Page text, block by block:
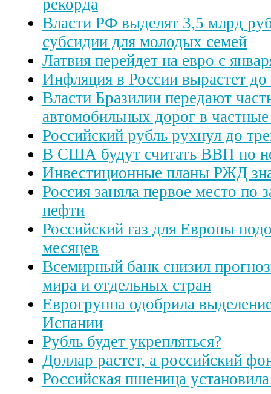
рекорда
Власти РФ выделят 3,5 млрд
субсидии для молодых семей
Латвия перейдет на евро с
Инфляция в России вырастет до
Власти Бразилии передают
автомобильных дорог в
Российский рубль рухнул до
В США будут считать ВВП по
Инвестиционные планы РЖД
Россия заняла первое место по
нефти
Российский газ для Европы
месяцев
Всемирный банк снизил
мира и отдельных стран
Еврогруппа одобрила
Испании
Рубль будет укрепляться?
Доллар растет, а российский
Российская пшеница